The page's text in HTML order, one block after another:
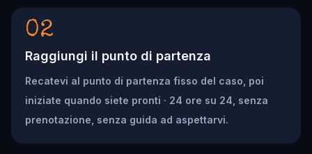
02
Raggiungi il punto di partenza
Recatevi al punto di partenza fisso del caso, poi
iniziate quando siete pronti · 24 ore su 24, senza
prenotazione, senza guida ad aspettarvi.